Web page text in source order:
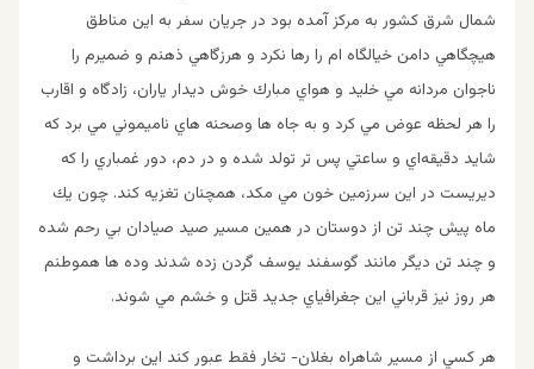
شمال شرق كشور به مركز آمده بود در جريان سفر به اين مناطق
هيچگاهي دامن خيالگاه ام را رها نكرد و هرزگاهي ذهنم و ضميرم را
ناجوان مردانه مي خليد و هواي مبارك خوش ديدار ياران، زادگاه و اقارب
را هر لحظه عوض مي كرد و به جاه ها وصحنه هاي ناميموني مي برد كه
شايد دقيقه‌اي و ساعتي پس تر تولد شده و در دم، دور غمباري را كه
ديريست در اين سرزمين خون مي مكد، همچنان تغزيه كند. چون يك
ماه پيش چند تن از دوستان در همين مسير صيد صيادان بي رحم شده
و چند تن ديگر مانند گوسفند يوسف گردن زده شدند وده ها هموطنم
هر روز نيز قرباني اين جغرافياي جديد قتل و خشم مي شوند.
هر كسي از مسير شاهراه بغلان- تخار فقط عبور كند اين برداشت و